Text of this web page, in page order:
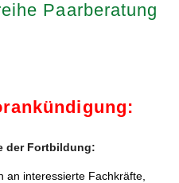
Paarberatung
der Fortbildung:
an interessierte Fachkräfte,